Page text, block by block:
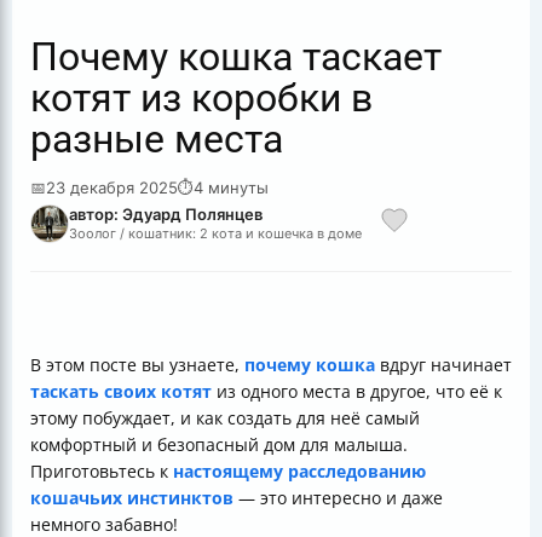
Почему кошка таскает
котят из коробки в
разные места
📅23 декабря 2025⏱4 минуты
автор: Эдуард Полянцев
Зоолог / кошатник: 2 кота и кошечка в доме
В этом посте вы узнаете, почему кошка вдруг начинает
таскать своих котят из одного места в другое, что её к
этому побуждает, и как создать для неё самый
комфортный и безопасный дом для малыша.
Приготовьтесь к настоящему расследованию
кошачьих инстинктов — это интересно и даже
немного забавно!